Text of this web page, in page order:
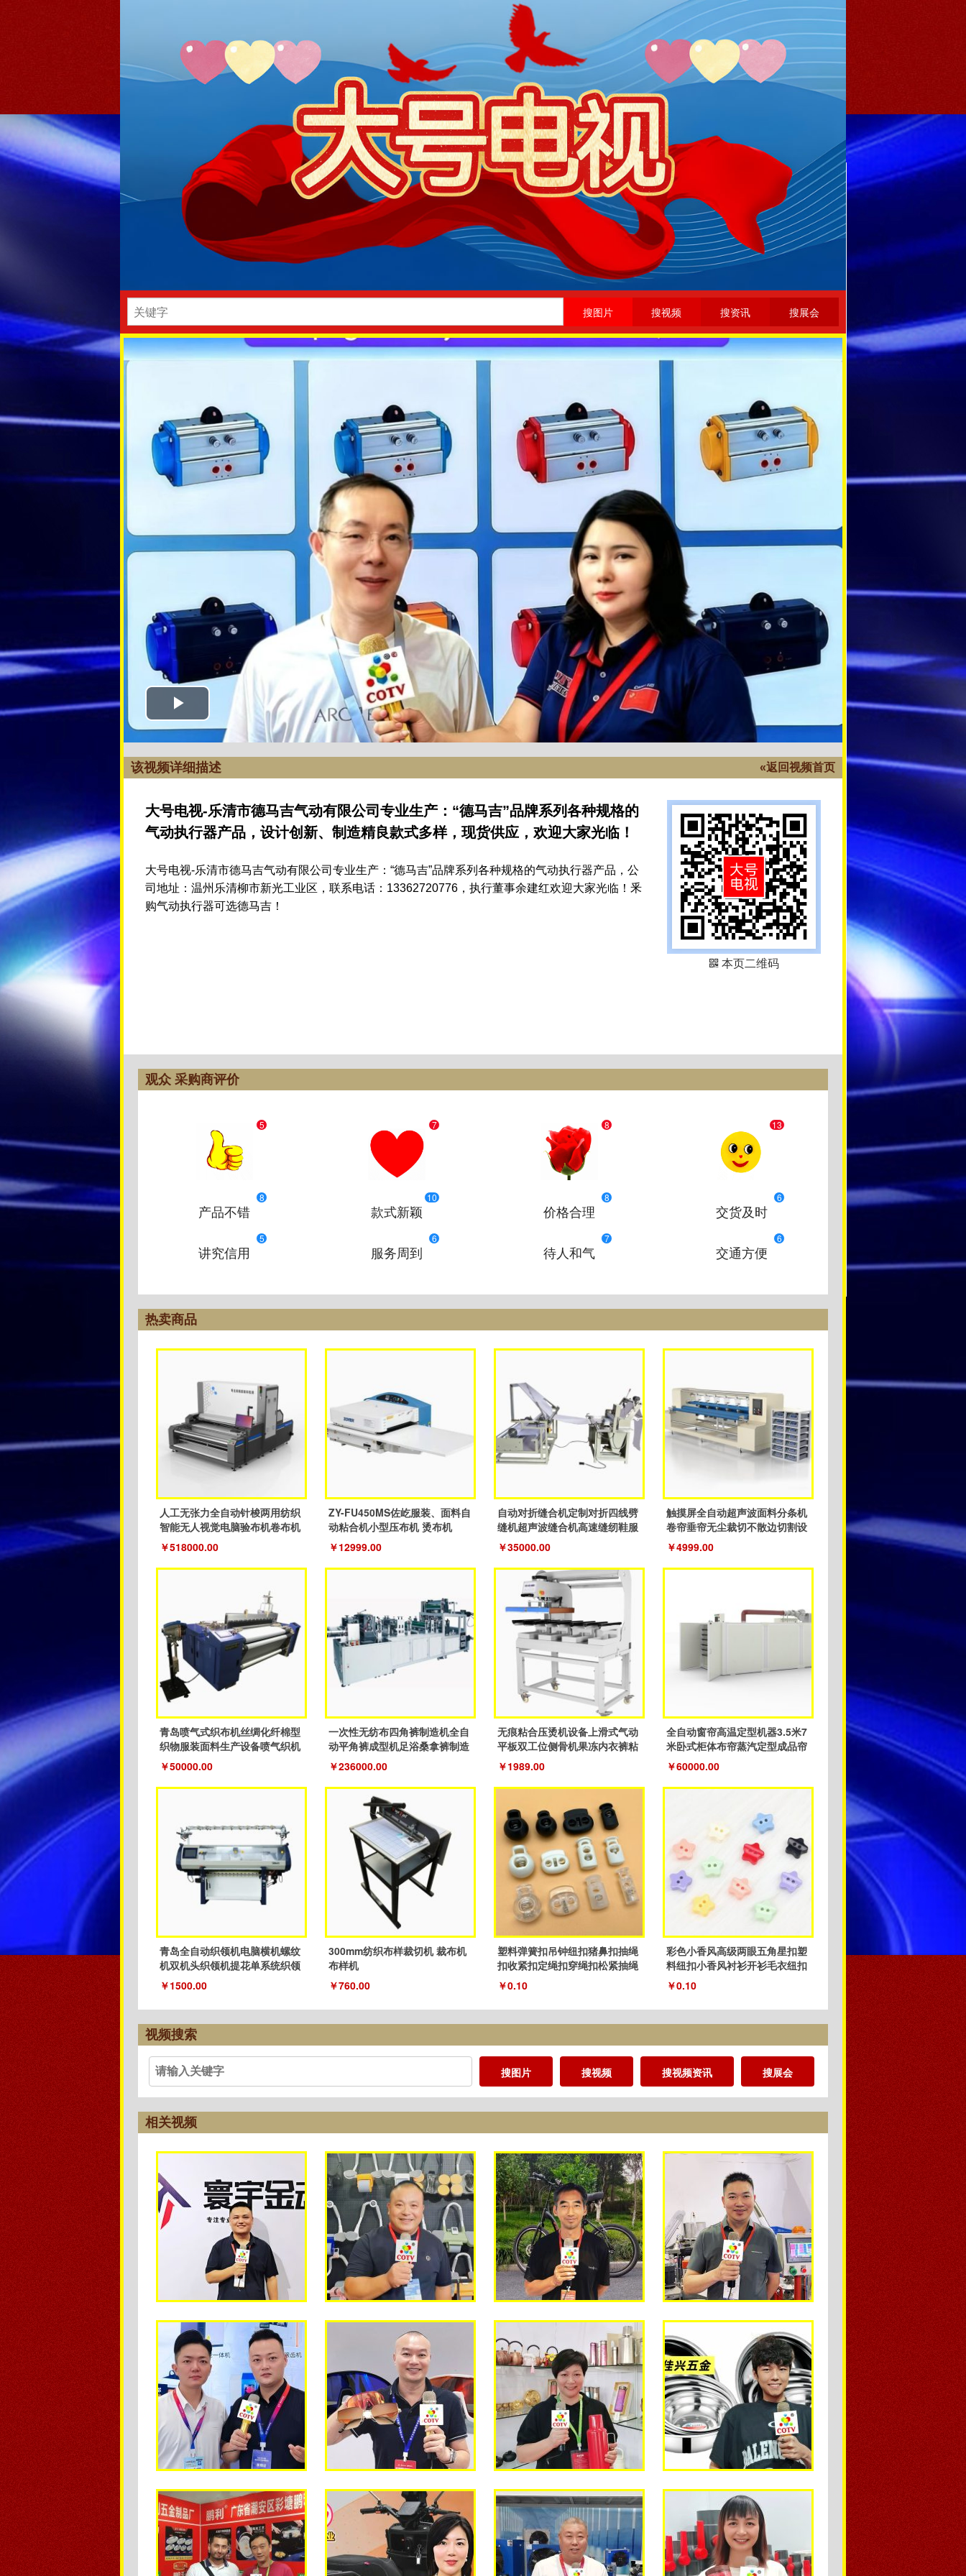
«返回视频首页
该视频详细描述
本页二维码
大号电视-乐清市德马吉气动有限公司专业生产：“德马吉”品牌系列各种规格的
气动执行器产品，设计创新、制造精良款式多样，现货供应，欢迎大家光临！
大号电视-乐清市德马吉气动有限公司专业生产：“德马吉”品牌系列各种规格的气动执行器产品，公
司地址：温州乐清柳市新光工业区，联系电话：13362720776，执行董事余建红欢迎大家光临！釆
购气动执行器可选德马吉！
观众 采购商评价
5 7 8 13
产品不错
8
款式新颖
10
价格合理
8
交货及时
6
讲究信用
5
服务周到
6
待人和气
7
交通方便
6
热卖商品
人工无张力全自动针梭两用纺织
智能无人视觉电脑验布机卷布机
￥518000.00
ZY-FU450MS佐屹服装、面料自
动粘合机小型压布机 烫布机
￥12999.00
自动对折缝合机定制对折四线劈
缝机超声波缝合机高速缝纫鞋服
机
￥35000.00
触摸屏全自动超声波面料分条机
卷帘垂帘无尘裁切不散边切割设
备
￥4999.00
青岛喷气式织布机丝绸化纤棉型
织物服装面料生产设备喷气织机
￥50000.00
一次性无纺布四角裤制造机全自
动平角裤成型机足浴桑拿裤制造
机器
￥236000.00
无痕粘合压烫机设备上滑式气动
平板双工位侧骨机果冻内衣裤粘
合机
￥1989.00
全自动窗帘高温定型机器3.5米7
米卧式柜体布帘蒸汽定型成品帘
￥60000.00
青岛全自动织领机电脑横机螺纹
机双机头织领机提花单系统织领
机
￥1500.00
300mm纺织布样裁切机 裁布机
布样机
￥760.00
塑料弹簧扣吊钟纽扣猪鼻扣抽绳
扣收紧扣定绳扣穿绳扣松紧抽绳
扣子
￥0.10
彩色小香风高级两眼五角星扣塑
料纽扣小香风衬衫开衫毛衣纽扣
厂家
￥0.10
视频搜索
搜图片 搜视频 搜视频资讯 搜展会
相关视频